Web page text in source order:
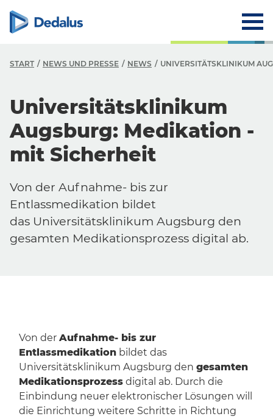
START NEWS UND PRESSE NEWS UNIVERSITÄTSKLINIKUM
Universitätsklinikum
Augsburg: Medikation -
mit Sicherheit
Von der Aufnahme- bis zur
Entlassmedikation bildet
das Universitätsklinikum Augsburg den
gesamten Medikationsprozess digital ab.
Von der Aufnahme- bis zur
Entlassmedikation bildet das
Universitätsklinikum Augsburg den gesamten
Medikationsprozess digital ab. Durch die
Einbindung neuer elektronischer Lösungen will
die Einrichtung weitere Schritte in Richtung